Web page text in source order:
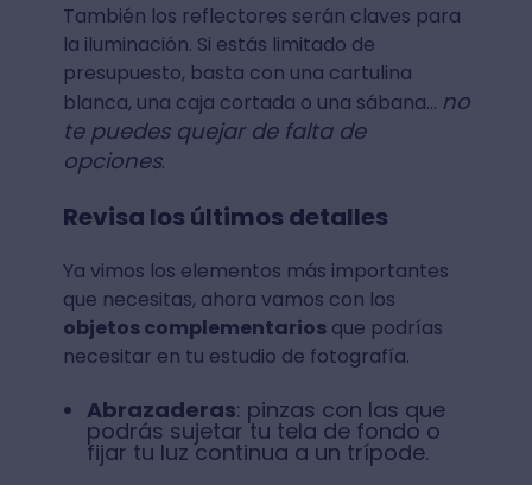
También los reflectores serán claves para
la iluminación. Si estás limitado de
presupuesto, basta con una cartulina
blanca, una caja cortada o una sábana... no
te puedes quejar de falta de
opciones.
Revisa los últimos detalles
Ya vimos los elementos más importantes
que necesitas, ahora vamos con los
objetos complementariosque podrías
necesitar en tu estudio de fotografía.
Abrazaderas: pinzas con las que
podrás sujetar tu tela de fondo o
fijar tu luz continua a un trípode.